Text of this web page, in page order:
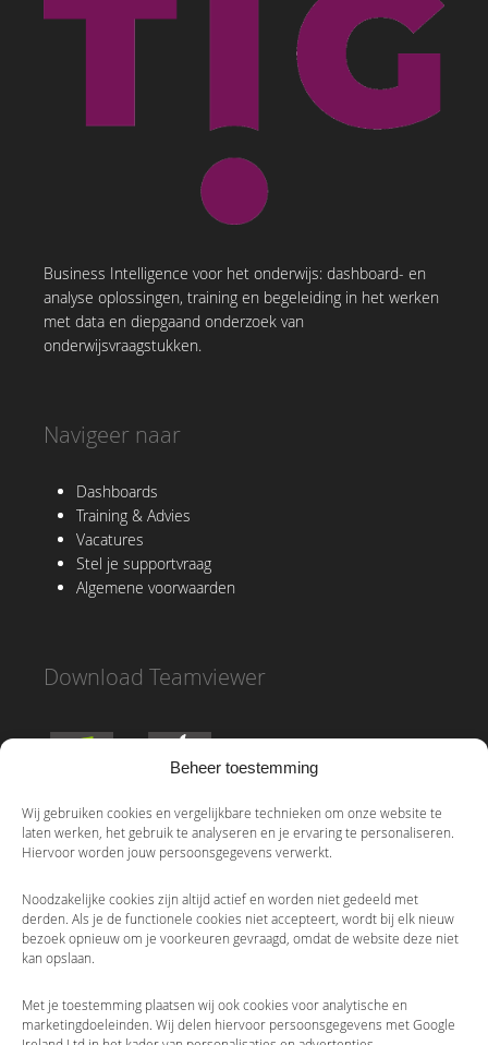
Beheer toestemming
Wij gebruiken cookies en vergelijkbare technieken om onze website te
laten werken, het gebruik te analyseren en je ervaring te personaliseren.
Hiervoor worden jouw persoonsgegevens verwerkt.
Noodzakelijke cookies zijn altijd actief en worden niet gedeeld met
derden. Als je de functionele cookies niet accepteert, wordt bij elk nieuw
bezoek opnieuw om je voorkeuren gevraagd, omdat de website deze niet
kan opslaan.
Met je toestemming plaatsen wij ook cookies voor analytische en
marketingdoeleinden. Wij delen hiervoor persoonsgegevens met Google
Business Intelligence voor het onderwijs: dashboard- en
analyse oplossingen, training en begeleiding in het werken
met data en diepgaand onderzoek van
onderwijsvraagstukken.
Navigeer naar
Dashboards
Training & Advies
Vacatures
Stel je supportvraag
Algemene voorwaarden
Download Teamviewer
Contact
Adres
Boreelplein 40
7411 EH Deventer
(058) 2987155